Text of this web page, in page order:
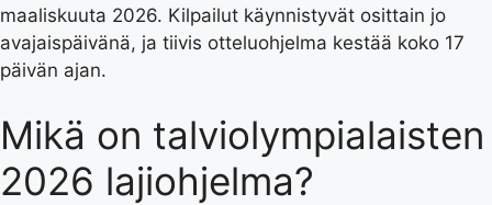
maaliskuuta 2026. Kilpailut käynnistyvät osittain jo
avajaispäivänä, ja tiivis otteluohjelma kestää koko 17
päivän ajan.
Mikä on talviolympialaisten
2026 lajiohjelma?